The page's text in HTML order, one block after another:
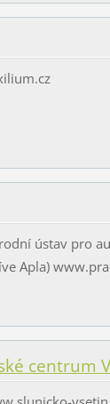
ústav pro
Apla)
centrum